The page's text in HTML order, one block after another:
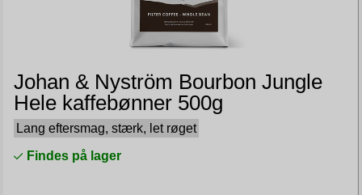
Johan & Nyström Bourbon Jungle
Hele kaffebønner 500g
Lang eftersmag, stærk, let røget
Findes på lager